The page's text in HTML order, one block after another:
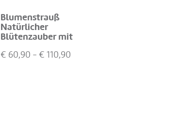
Blumenstrauß
Natürlicher
Blütenzauber mit
Brut 0,75 L
€ 60,90 - € 110,90